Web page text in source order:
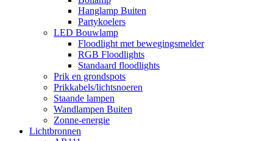
Hanglamp Buiten
Partykoelers
LED Bouwlamp
Floodlight met bewegingsmelder
RGB Floodlights
Standaard floodlights
Prik en grondspots
Prikkabels/lichtsnoeren
Staande lampen
Wandlampen Buiten
Zonne-energie
Lichtbronnen